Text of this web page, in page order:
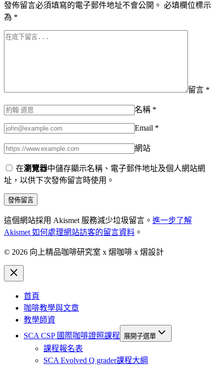
發佈留言必須填寫的電子郵件地址不會公開。 必填欄位標示
為 *
留言 *
名稱 *
Email *
網站
在瀏覽器中儲存顯示名稱、電子郵件地址及個人網站網
址，以供下次發佈留言時使用。
這個網站採用 Akismet 服務減少垃圾留言。 進一步了解
Akismet 如何處理網站訪客的留言資料 。
© 2026 向上精品咖啡研究室 x 熠咖啡 x 熠設計
首頁
咖啡教學與文章
教學師資
SCA CSP 國際咖啡證照課程
展開子選單
課程報名表
SCA Evolved Q grader課程大綱